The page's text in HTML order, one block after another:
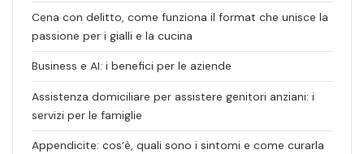
Cena con delitto, come funziona il format che unisce la
passione per i gialli e la cucina
Business e AI: i benefici per le aziende
Assistenza domiciliare per assistere genitori anziani: i
servizi per le famiglie
Appendicite: cos’è, quali sono i sintomi e come curarla